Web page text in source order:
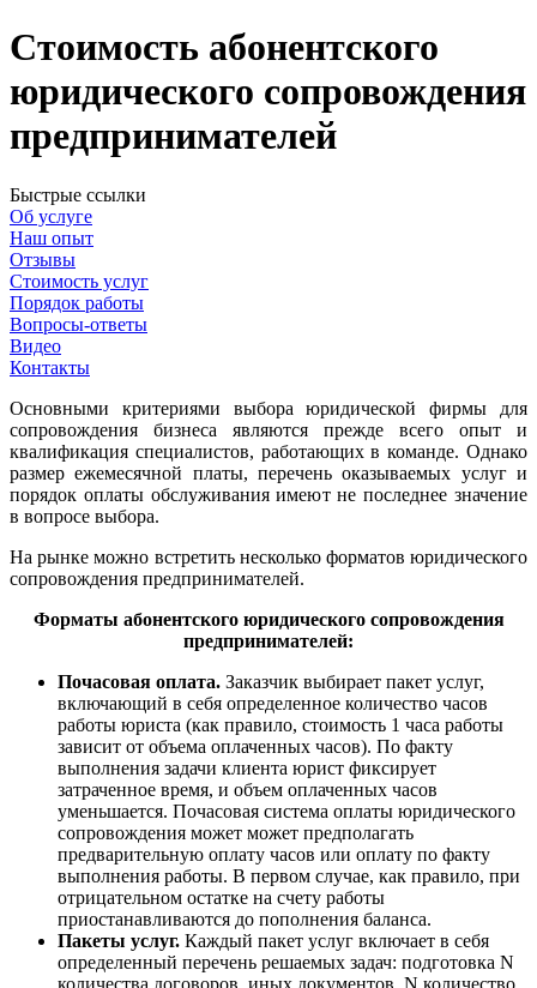
Стоимость абонентского
юридического сопровождения
предпринимателей
Быстрые ссылки
Об услуге
Наш опыт
Отзывы
Стоимость услуг
Порядок работы
Вопросы-ответы
Видео
Контакты
Основными критериями выбора юридической фирмы для
сопровождения бизнеса являются прежде всего опыт и
квалификация специалистов, работающих в команде. Однако
размер ежемесячной платы, перечень оказываемых услуг и
порядок оплаты обслуживания имеют не последнее значение
в вопросе выбора.
На рынке можно встретить несколько форматов юридического
сопровождения предпринимателей.
Форматы абонентского юридического сопровождения
предпринимателей:
Почасовая оплата. Заказчик выбирает пакет услуг,
включающий в себя определенное количество часов
работы юриста (как правило, стоимость 1 часа работы
зависит от объема оплаченных часов). По факту
выполнения задачи клиента юрист фиксирует
затраченное время, и объем оплаченных часов
уменьшается. Почасовая система оплаты юридического
сопровождения может может предполагать
предварительную оплату часов или оплату по факту
выполнения работы. В первом случае, как правило, при
отрицательном остатке на счету работы
приостанавливаются до пополнения баланса.
Пакеты услуг. Каждый пакет услуг включает в себя
определенный перечень решаемых задач: подготовка N
количества договоров, иных документов, N количество